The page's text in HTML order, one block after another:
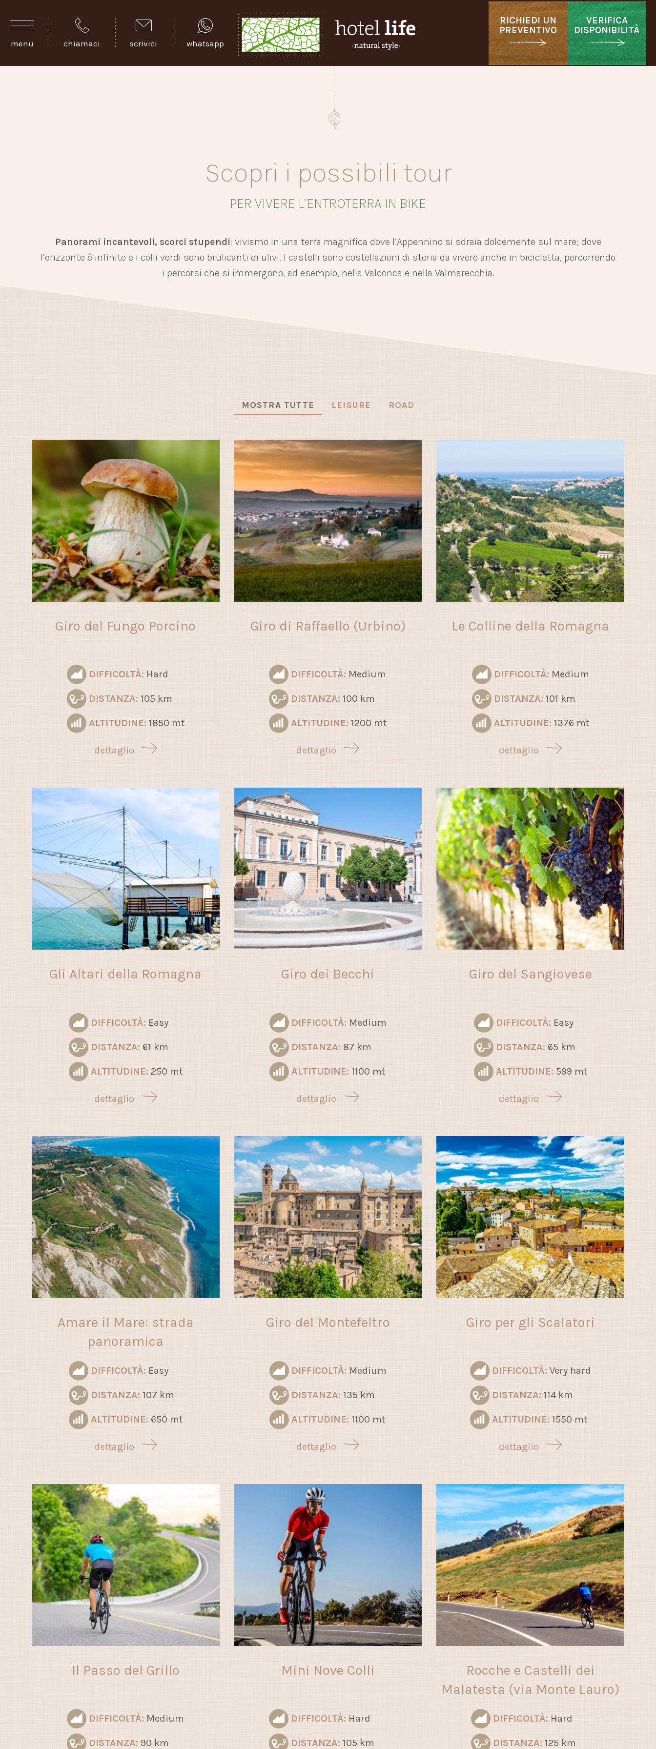
menu chiamaci scrivici whatsapp
RICHIEDI UN
PREVENTIVO
VERIFICA
DISPONIBILITÀ
Scopri i possibili tour
PER VIVERE L’ENTROTERRA IN BIKE
Panorami incantevoli, scorci stupendi: viviamo in una terra magnifica dove l’Appennino si sdraia dolcemente sul mare; dove
l’orizzonte è infinito e i colli verdi sono brulicanti di ulivi. I castelli sono costellazioni di storia da vivere anche in bicicletta, percorrendo
i percorsi che si immergono, ad esempio, nella Valconca e nella Valmarecchia.
MOSTRA TUTTE LEISURE ROAD
Giro del Fungo Porcino
DIFFICOLTÀ: Hard
DISTANZA: 105 km
ALTITUDINE: 1850 mt
dettaglio
Giro di Raffaello (Urbino)
DIFFICOLTÀ: Medium
DISTANZA: 100 km
ALTITUDINE: 1200 mt
dettaglio
Le Colline della Romagna
DIFFICOLTÀ: Medium
DISTANZA: 101 km
ALTITUDINE: 1376 mt
dettaglio
Gli Altari della Romagna
DIFFICOLTÀ: Easy
DISTANZA: 61 km
ALTITUDINE: 250 mt
dettaglio
Giro dei Becchi
DIFFICOLTÀ: Medium
DISTANZA: 87 km
ALTITUDINE: 1100 mt
dettaglio
Giro del Sangiovese
DIFFICOLTÀ: Easy
DISTANZA: 65 km
ALTITUDINE: 599 mt
dettaglio
Amare il Mare: strada
panoramica
DIFFICOLTÀ: Easy
DISTANZA: 107 km
ALTITUDINE: 650 mt
dettaglio
Giro del Montefeltro
DIFFICOLTÀ: Medium
DISTANZA: 135 km
ALTITUDINE: 1100 mt
dettaglio
Giro per gli Scalatori
DIFFICOLTÀ: Very hard
DISTANZA: 114 km
ALTITUDINE: 1550 mt
dettaglio
Il Passo del Grillo
DIFFICOLTÀ: Medium
DISTANZA: 90 km
Mini Nove Colli
DIFFICOLTÀ: Hard
DISTANZA: 105 km
Rocche e Castelli dei
Malatesta (via Monte Lauro)
DIFFICOLTÀ: Hard
DISTANZA: 125 km